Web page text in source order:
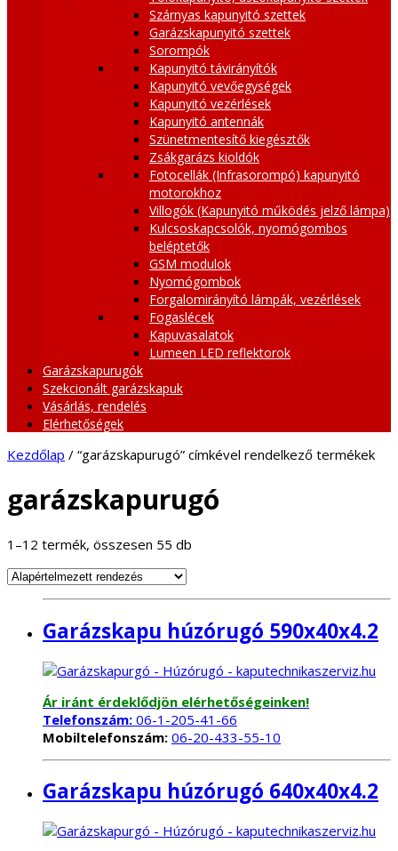
Szárnyas kapunyitó szettek
Garázskapunyitó szettek
Sorompók
Kapunyitó távirányítók
Kapunyitó vevőegységek
Kapunyitó vezérlések
Kapunyitó antennák
Szünetmentesítő kiegésztők
Zsákgarázs kioldók
Fotocellák (Infrasorompó) kapunyitó
motorokhoz
Villogók (Kapunyitó működés jelző lámpa)
Kulcsoskapcsolók, nyomógombos
beléptetők
GSM modulok
Nyomógombok
Forgalomirányító lámpák, vezérlések
Fogaslécek
Kapuvasalatok
Lumeen LED reflektorok
Garázskapurugók
Szekcionált garázskapuk
Vásárlás, rendelés
Elérhetőségek
Kezdőlap / “garázskapurugó” címkével rendelkező termékek
garázskapurugó
1–12 termék, összesen 55 db
Garázskapu húzórugó 590x40x4.2
Ár iránt érdeklődjön elérhetőségeinken!
Telefonszám: 06-1-205-41-66
Mobiltelefonszám: 06-20-433-55-10
Garázskapu húzórugó 640x40x4.2